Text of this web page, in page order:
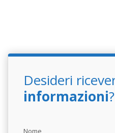
Desideri
informazioni?
Nome